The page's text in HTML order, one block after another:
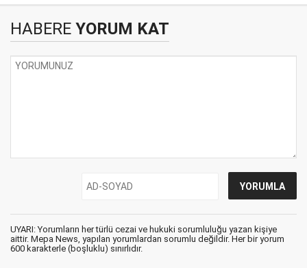
HABERE YORUM KAT
UYARI: Yorumların her türlü cezai ve hukuki sorumluluğu yazan kişiye
aittir. Mepa News, yapılan yorumlardan sorumlu değildir. Her bir yorum
600 karakterle (boşluklu) sınırlıdır.